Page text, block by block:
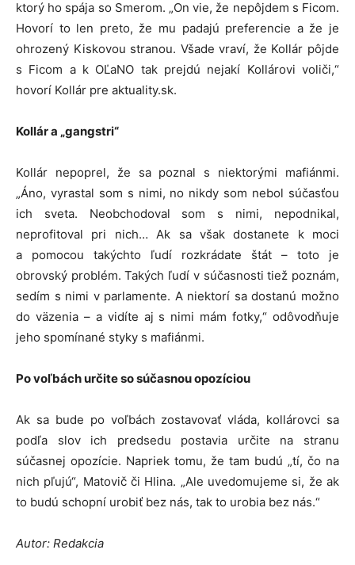
ktorý ho spája so Smerom. „On vie, že nepôjdem s Ficom.
Hovorí to len preto, že mu padajú preferencie a že je
ohrozený Kiskovou stranou. Všade vraví, že Kollár pôjde
s Ficom a k OĽaNO tak prejdú nejakí Kollárovi voliči,“
hovorí Kollár pre aktuality.sk.
Kollár a „gangstri“
Kollár nepoprel, že sa poznal s niektorými mafiánmi.
„Áno, vyrastal som s nimi, no nikdy som nebol súčasťou
ich sveta. Neobchodoval som s nimi, nepodnikal,
neprofitoval pri nich… Ak sa však dostanete k moci
a pomocou takýchto ľudí rozkrádate štát – toto je
obrovský problém. Takých ľudí v súčasnosti tiež poznám,
sedím s nimi v parlamente. A niektorí sa dostanú možno
do väzenia – a vidíte aj s nimi mám fotky,“ odôvodňuje
jeho spomínané styky s mafiánmi.
Po voľbách určite so súčasnou opozíciou
Ak sa bude po voľbách zostavovať vláda, kollárovci sa
podľa slov ich predsedu postavia určite na stranu
súčasnej opozície. Napriek tomu, že tam budú „tí, čo na
nich pľujú“, Matovič či Hlina. „Ale uvedomujeme si, že ak
to budú schopní urobiť bez nás, tak to urobia bez nás.“
Autor: Redakcia